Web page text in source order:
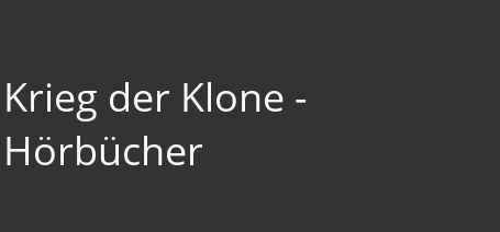
Krieg der Klone -
Hörbücher